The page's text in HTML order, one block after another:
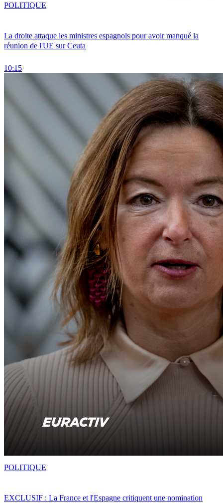
La droite attaque les ministres espagnols pour avoir manqué la
réunion de l'UE sur Ceuta
10:15
POLITIQUE
EXCLUSIF : La France et l'Espagne critiquent une nomination
POLITIQUE